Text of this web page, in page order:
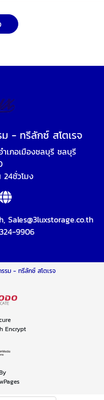
- ทรีลักซ์ สโตเรจ
เภอเมืองชลบุรี ชลบุรี
24ชั่วโมง
, Sales@3luxstorage.co.th
9906
รม - ทรีลักซ์ สโตเรจ
Encrypt